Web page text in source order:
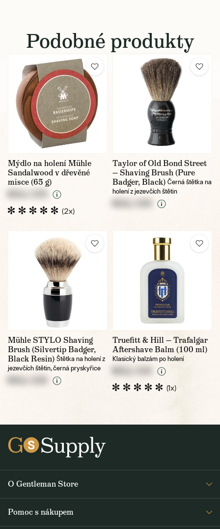
Podobné produkty
Mýdlo na holení Mühle
Sandalwood v dřevěné
misce (65 g)
(2x)
Taylor of Old Bond Street
— Shaving Brush (Pure
Badger, Black) Černá štětka na
holení z jezevčích štětin
Mühle STYLO Shaving
Brush (Silvertip Badger,
Black Resin) Štětka na holení z
jezevčích štětin, černá pryskyřice
Truefitt & Hill — Trafalgar
Aftershave Balm (100 ml)
Klasický balzám po holení
(1x)
O Gentleman Store
Pomoc s nákupem